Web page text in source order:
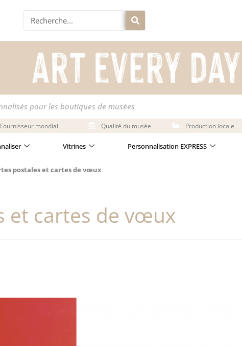
Recherche
pour les boutiques de musées
Fournisseur mondial Qualité du musée Production locale
Vitrines Personnalisation EXPRESS
postales et cartes de vœux
et cartes de vœux